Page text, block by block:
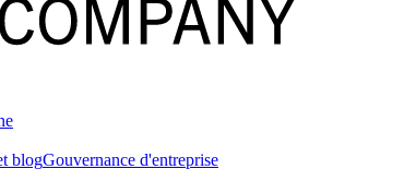
blogGouvernance d'entreprise